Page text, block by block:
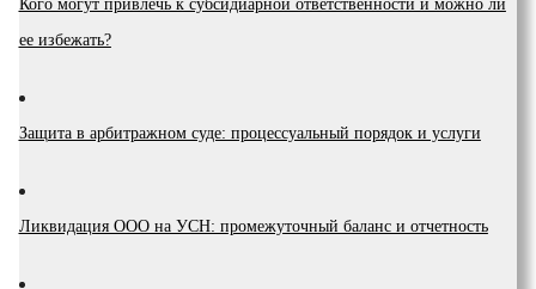
Кого могут привлечь к субсидиарной ответственности и можно ли
ее избежать?
Защита в арбитражном суде: процессуальный порядок и услуги
Ликвидация ООО на УСН: промежуточный баланс и отчетность